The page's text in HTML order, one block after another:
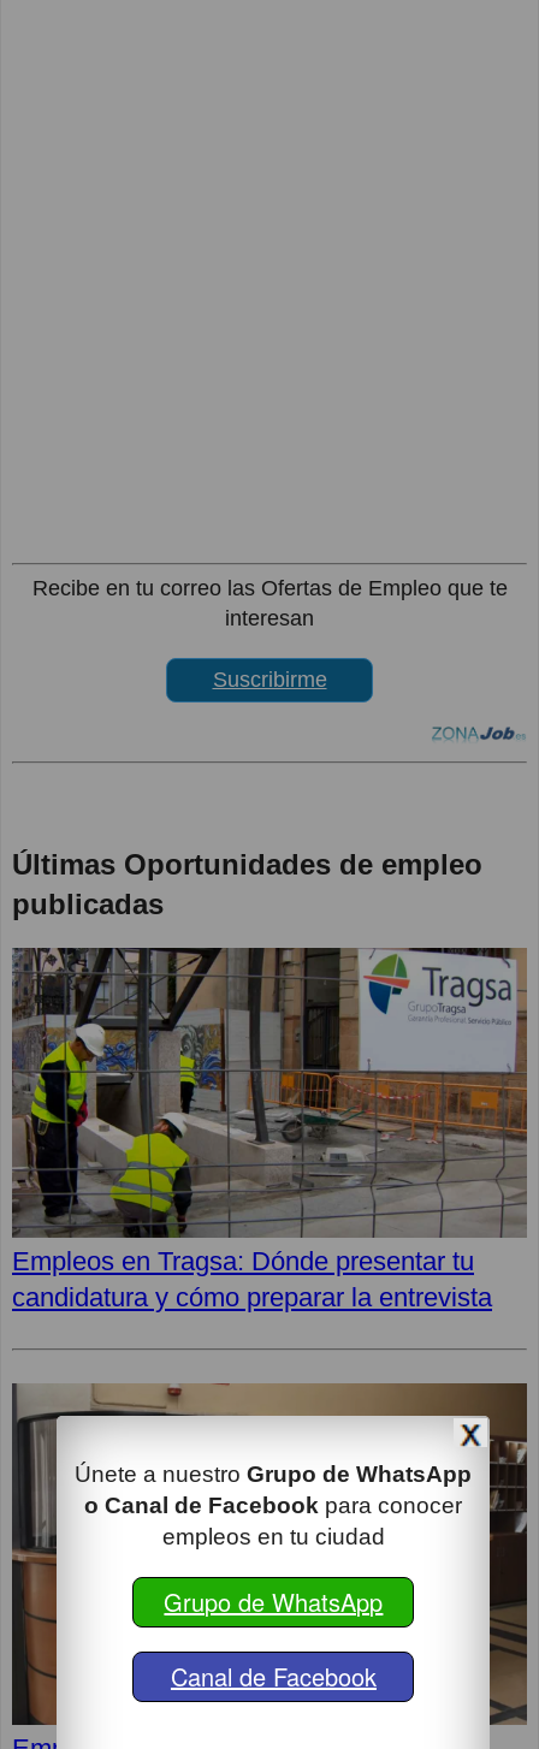
Únete a nuestro Grupo de WhatsApp
o Canal de Facebook para conocer
empleos en tu ciudad
Grupo de WhatsApp
Canal de Facebook
Recibe en tu correo las Ofertas de Empleo que te
interesan
Suscribirme
Últimas Oportunidades de empleo
publicadas
Empleos en Tragsa: Dónde presentar tu
candidatura y cómo preparar la entrevista